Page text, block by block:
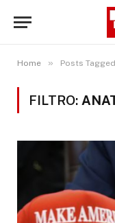
Home » Posts
FILTRO: